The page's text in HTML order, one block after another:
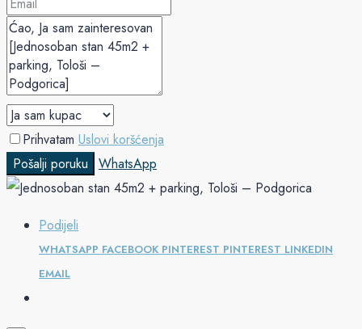
Prihvatam Uslovi koršćenja
Pošalji poruku
WhatsApp
Podijeli
WHATSAPP FACEBOOK PINTEREST PINTEREST LINKEDIN
EMAIL